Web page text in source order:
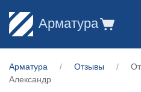
Арматура
Арматура Отзывы
Александр